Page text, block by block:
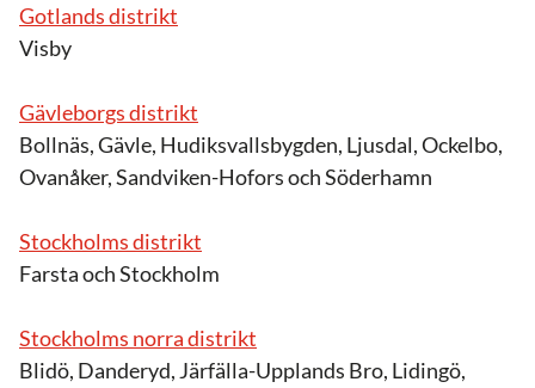
Gotlands distrikt
Visby
Gävleborgs distrikt
Bollnäs, Gävle, Hudiksvallsbygden, Ljusdal, Ockelbo,
Ovanåker, Sandviken-Hofors och Söderhamn
Stockholms distrikt
Farsta och Stockholm
Stockholms norra distrikt
Blidö, Danderyd, Järfälla-Upplands Bro, Lidingö,